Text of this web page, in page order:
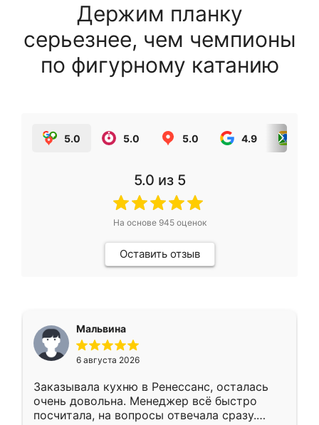
Держим планку
серьезнее, чем чемпионы
по фигурному катанию
5.0 5.0 5.0 4.9
5.0 из 5
На основе 945оценок
Оставить отзыв
Мальвина
6 августа 2026
Заказывала кухню в Ренессанс, осталась
очень довольна. Менеджер всё быстро
посчитала, на вопросы отвечала сразу.